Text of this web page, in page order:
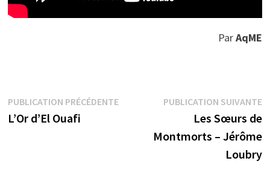
ParAqME
Navigation
de
PUBLICATION PRÉCÉDENTEPublication
L’Or d’El Ouafi
PUBLICATION SUIVANTE
Les Sœurs de
Montmorts – Jérôme
Loubry